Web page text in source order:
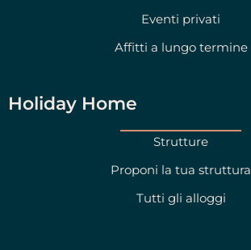
Eventi privati
Affitti a lungo termine
Holiday Home
Strutture
Proponi la tua struttura
Tutti gli alloggi